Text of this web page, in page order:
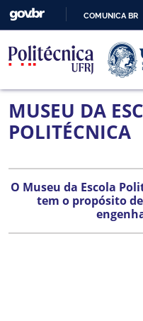
COMUNICA BR
MUSEU DA
POLITÉCNICA
O Museu da Escola
tem o propósito